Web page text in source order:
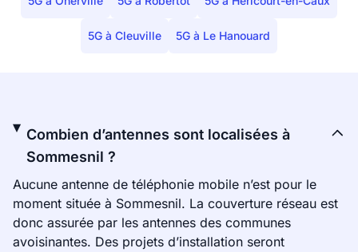
5G à Cleuville 5G à Le Hanouard
Combien d’antennes sont localisées à
Sommesnil ?
Aucune antenne de téléphonie mobile n’est pour le
moment située à Sommesnil. La couverture réseau est
donc assurée par les antennes des communes
avoisinantes. Des projets d’installation seront